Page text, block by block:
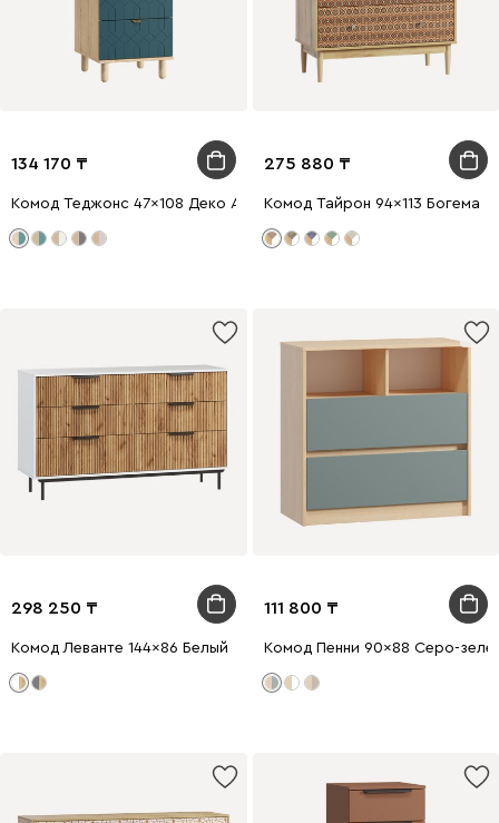
134 170
Комод Теджонс 47x108 Деко ​Аквамарин/Дуб Ирландский
275 880
Комод Тайрон 94x113 Богема ​
298 250
Комод Леванте 144x86 Белый
111 800
Комод Пенни 90x88 Серо-